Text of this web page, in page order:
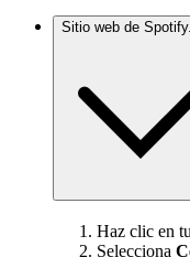
Sitio web de
Haz clic en
Selecciona